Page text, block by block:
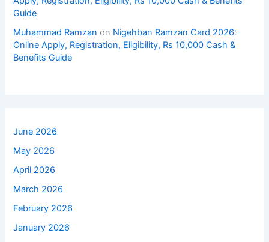
Guide
Muhammad Ramzan on Nigehban Ramzan Card 2026:
Online Apply, Registration, Eligibility, Rs 10,000 Cash &
Benefits Guide
June 2026
May 2026
April 2026
March 2026
February 2026
January 2026